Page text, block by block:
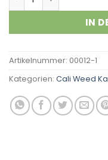
IN
Artikelnummer: 00012-1
Kategorien: Cali Weed